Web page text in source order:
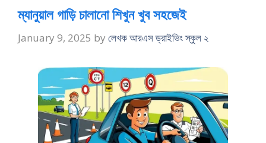
ম্যানুয়াল গাড়ি চালানো শিখুন খুব সহজেই
January 9, 2025 by লেখক আরএস ড্রাইভিং স্কুল ২